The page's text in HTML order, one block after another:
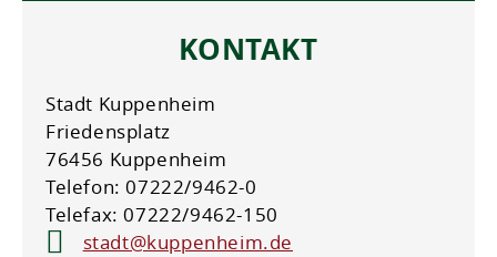
KONTAKT
Stadt Kuppenheim
Friedensplatz
76456 Kuppenheim
Telefon: 07222/9462-0
Telefax: 07222/9462-150
stadt@kuppenheim.de